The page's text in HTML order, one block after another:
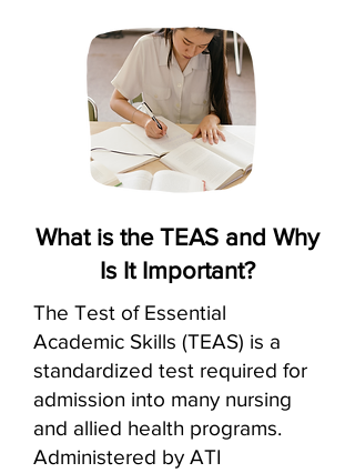
What is the TEAS and Why
Is It Important?
The Test of Essential
Academic Skills (TEAS) is a
standardized test required for
admission into many nursing
and allied health programs.
Administered by ATI